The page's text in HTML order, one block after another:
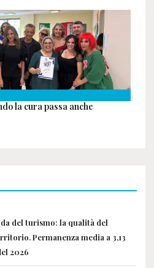
la cura passa anche
del turismo: la qualità del
Permanenza media a 3,13
2026